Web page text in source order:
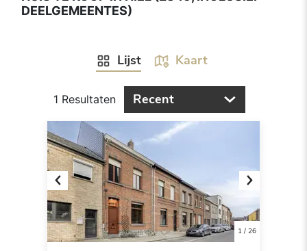
DEELGEMEENTES)
Lijst Kaart
1 Resultaten Recent
Previous Next
1/ 26